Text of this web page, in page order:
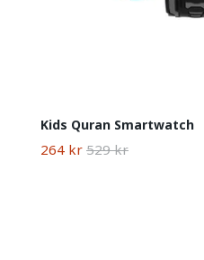
Kids Quran Smartwatch
264 kr 529 kr